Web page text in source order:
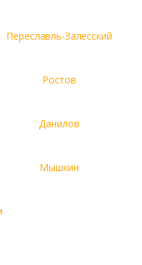
Переславль-Залесский
Ростов
Данилов
Мышкин